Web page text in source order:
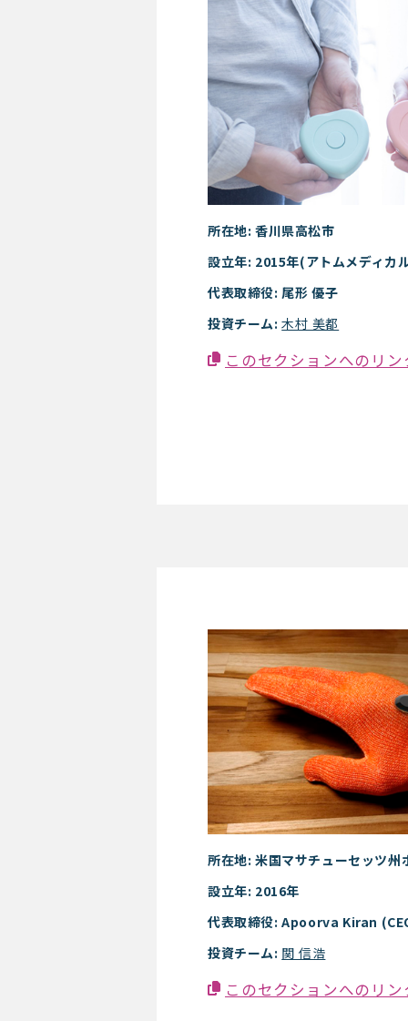
メロディ・イ
所在地: 香川県高松市
設立年: 2015年(アトムメディカ
代表取締役: 尾形 優子
投資チーム:木村 美都
このセクションへのリ
Mentore
所在地: 米国マサチューセッツ州
設立年: 2016年
代表取締役: Apoorva Kiran
投資チーム: 関 信浩
このセクションへのリ